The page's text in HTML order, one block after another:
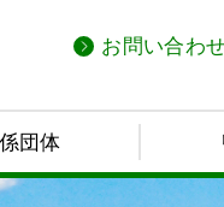
お問い合わ
団体